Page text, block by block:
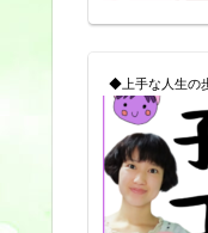
◆上手な人生の